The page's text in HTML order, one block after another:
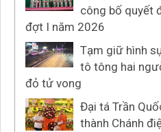
công bố quyết
đợt I năm 2026
Tạm giữ hình
tô tông hai
đỏ tử vong
Đại tá Trần
thành Chánh